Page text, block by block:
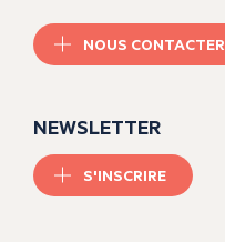
NOUS CONTACTER
NEWSLETTER
S'INSCRIRE